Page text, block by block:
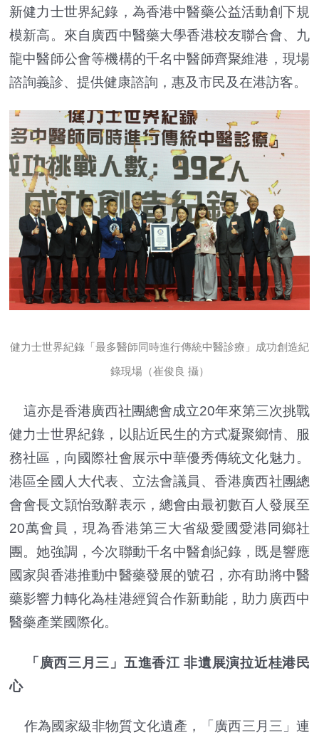
新健力士世界紀錄，為香港中醫藥公益活動創下規
模新高。來自廣西中醫藥大學香港校友聯合會、九
龍中醫師公會等機構的千名中醫師齊聚維港，現場
諮詢義診、提供健康諮詢，惠及市民及在港訪客。
健力士世界紀錄「最多醫師同時進行傳統中醫診療」成功創造紀
錄現場（崔俊良 攝）
這亦是香港廣西社團總會成立20年來第三次挑戰
健力士世界紀錄，以貼近民生的方式凝聚鄉情、服
務社區，向國際社會展示中華優秀傳統文化魅力。
港區全國人大代表、立法會議員、香港廣西社團總
會會長文頴怡致辭表示，總會由最初數百人發展至
20萬會員，現為香港第三大省級愛國愛港同鄉社
團。她強調，今次聯動千名中醫創紀錄，既是響應
國家與香港推動中醫藥發展的號召，亦有助將中醫
藥影響力轉化為桂港經貿合作新動能，助力廣西中
醫藥產業國際化。
「廣西三月三」五進香江 非遺展演拉近桂港民
心
作為國家級非物質文化遺產，「廣西三月三」連